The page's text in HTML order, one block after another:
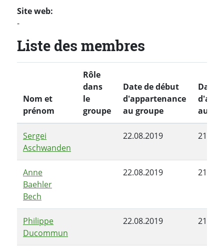
Site web:
-
Liste des membres
Nom et
prénom
Rôle
dans
le
groupe
Date de début
d'appartenance
au groupe
Date
au
Sergei
Aschwanden
22.08.2019
Anne
Baehler
Bech
22.08.2019
Philippe
Ducommun
22.08.2019